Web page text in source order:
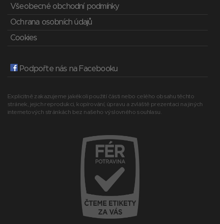
Všeobecné obchodní podmínky
Ochrana osobních údajů
Cookies
Podpořte nás na Facebooku
Explicitně zakazujeme jakékoli použití části nebo celého obsahu těchto
stránek, jejich reprodukci, kopírování, úpravu a zvláště prezentaci na jiných
internetových stránkách bez našeho výslovného souhlasu.